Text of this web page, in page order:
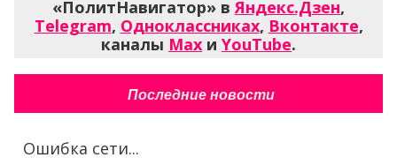
«ПолитНавигатор» вЯндекс.Дзен,
Telegram, Одноклассниках, Вконтакте,
каналы Max и YouTube.
Последние новости
Ошибка сети...